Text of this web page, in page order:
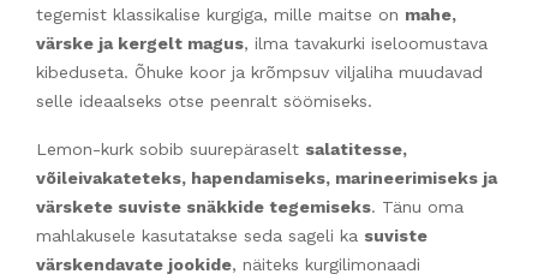
tegemist klassikalise kurgiga, mille maitse on mahe,
värske ja kergelt magus, ilma tavakurki iseloomustava
kibeduseta. Õhuke koor ja krõmpsuv viljaliha muudavad
selle ideaalseks otse peenralt söömiseks.
Lemon-kurk sobib suurepäraselt salatitesse,
võileivakateteks, hapendamiseks, marineerimiseks ja
värskete suviste snäkkide tegemiseks. Tänu oma
mahlakusele kasutatakse seda sageli ka suviste
värskendavate jookide, näiteks kurgilimonaadi